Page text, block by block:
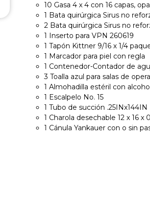
10 Gasa 4 x 4 con 16 capas,
1 Bata quirúrgica Sirus no
2 Bata quirúrgica Sirus no
1 Inserto para VPN 260619
1 Tapón Kittner 9/16 x 1/4
1 Marcador para piel con regla
1 Contenedor-Contador de
3 Toalla azul para salas de
1 Almohadilla estéril con
1 Escalpelo No. 15
1 Tubo de succión .25INx144IN
1 Charola desechable 12 x 16 x
1 Cánula Yankauer con o sin